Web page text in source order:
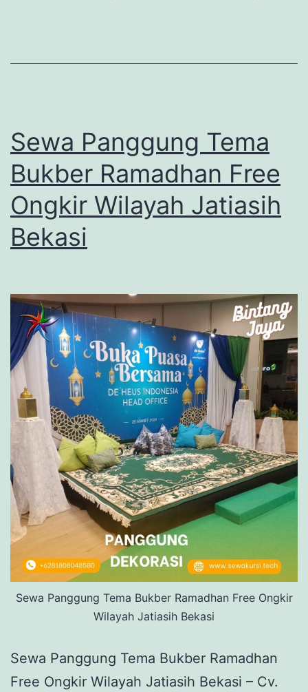
Sewa Panggung Tema
Bukber Ramadhan Free
Ongkir Wilayah Jatiasih
Bekasi
Sewa Panggung Tema Bukber Ramadhan Free Ongkir
Wilayah Jatiasih Bekasi
Sewa Panggung Tema Bukber Ramadhan
Free Ongkir Wilayah Jatiasih Bekasi – Cv.